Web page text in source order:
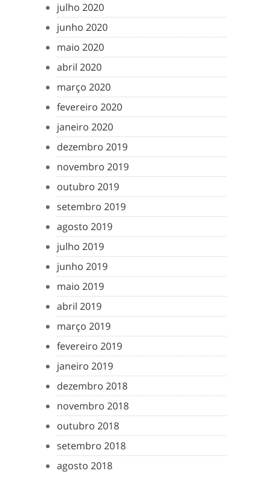
julho 2020
junho 2020
maio 2020
abril 2020
março 2020
fevereiro 2020
janeiro 2020
dezembro 2019
novembro 2019
outubro 2019
setembro 2019
agosto 2019
julho 2019
junho 2019
maio 2019
abril 2019
março 2019
fevereiro 2019
janeiro 2019
dezembro 2018
novembro 2018
outubro 2018
setembro 2018
agosto 2018